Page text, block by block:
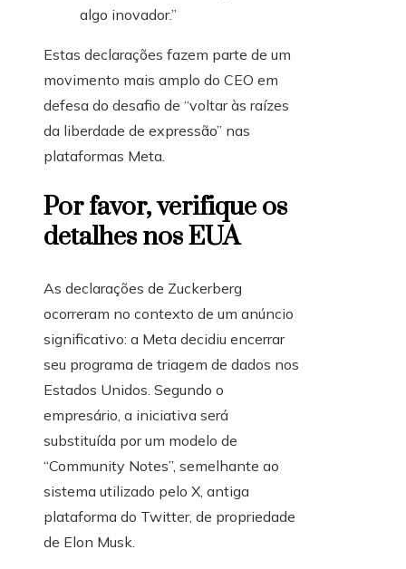
algo inovador.”
Estas declarações fazem parte de um
movimento mais amplo do CEO em
defesa do desafio de “voltar às raízes
da liberdade de expressão” nas
plataformas Meta.
Por favor, verifique os
detalhes nos EUA
As declarações de Zuckerberg
ocorreram no contexto de um anúncio
significativo: a Meta decidiu encerrar
seu programa de triagem de dados nos
Estados Unidos. Segundo o
empresário, a iniciativa será
substituída por um modelo de
“Community Notes”, semelhante ao
sistema utilizado pelo X, antiga
plataforma do Twitter, de propriedade
de Elon Musk.